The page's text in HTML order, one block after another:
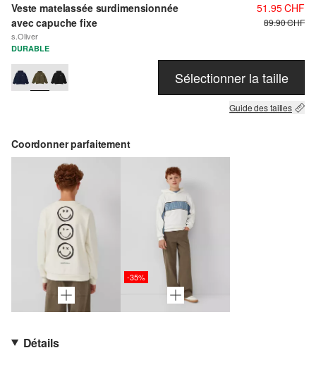
Veste matelassée surdimensionnée
avec capuche fixe
s.Oliver
51.95 CHF
89.90 CHF
DURABLE
Sélectionner la taille
Guide des tailles
Coordonner parfaitement
-35%
Détails